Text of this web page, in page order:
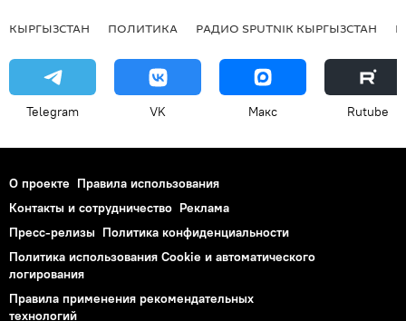
КЫРГЫЗСТАН ПОЛИТИКА РАДИО SPUTNIK КЫРГЫЗСТАН
Telegram VK Макс Rutube
О проекте Правила использования
Контакты и сотрудничество Реклама
Пресс-релизы Политика конфиденциальности
Политика использования Cookie и автоматического
логирования
Правила применения рекомендательных
технологий